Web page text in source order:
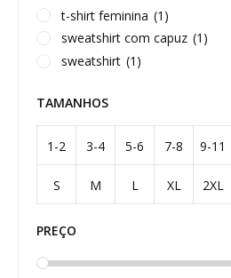
t-shirt feminina (1)
sweatshirt com capuz (1)
sweatshirt (1)
TAMANHOS
1-2
anos
3-4
anos
5-6
anos
7-8
anos
9-11
anos
S M L XL 2XL
PREÇO